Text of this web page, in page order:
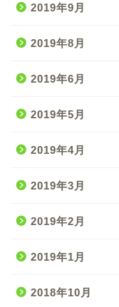
2019年9月
2019年8月
2019年6月
2019年5月
2019年4月
2019年3月
2019年2月
2019年1月
2018年10月